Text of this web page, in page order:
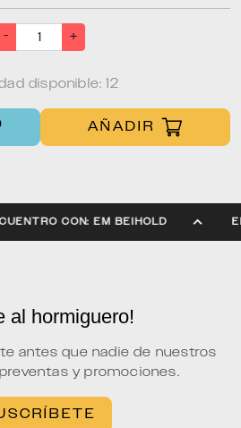
- +
disponible: 12
AÑADIR
CON: EM BEIHOLD
al hormiguero!
antes que nadie de nuestros
y promociones.